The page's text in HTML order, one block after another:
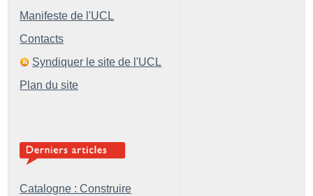
Manifeste de l'UCL
Contacts
Syndiquer le site de l'UCL
Plan du site
Catalogne : Construire